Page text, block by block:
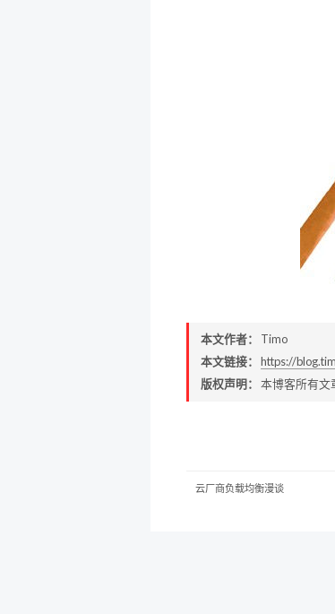
本文作者： Timo
本文链接：
https://
版权声明： 本博客所有文
云厂商负载均衡漫谈